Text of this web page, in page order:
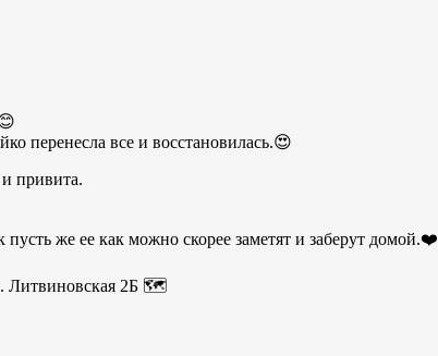
перенесла все и восстановилась.😍
привита.
же ее как можно скорее заметят и заберут домой.❤️
Литвиновская 2Б 🗺️